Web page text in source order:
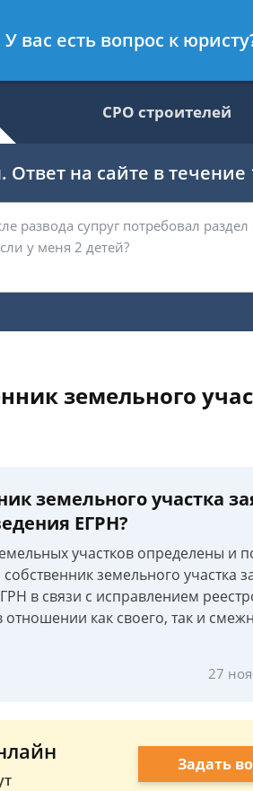
недвижимости, юрист
СРО строителей
на сайте в течение
земельного
земельного участка
ЕГРН?
участков определены и
земельного участка
в связи с исправлением
как своего, так и
27
Задать
У вас есть вопрос к